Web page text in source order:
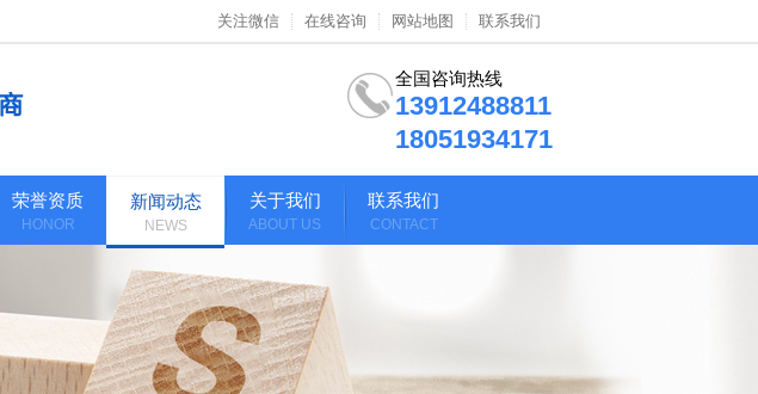
关注微信 在线咨询 网站地图 联系我们
全国咨询热线
13912488811
18051934171
荣誉资质
HONOR
新闻动态
NEWS
关于我们
ABOUT US
联系我们
CONTACT